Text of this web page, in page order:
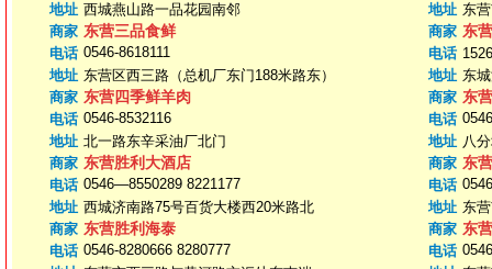
地址 西城燕山路一品花园南邻
地址 东
商家 东营三品食鲜
电话 0546-8618111
地址 东营区西三路（总机厂东门188米路东）
商家 东
电话
地址 东
商家 东营四季鲜羊肉
电话 0546-8532116
地址 北一路东辛采油厂北门
商家 东
电话
地址 八
商家 东营胜利大酒店
电话 0546—8550289 8221177
地址 西城济南路75号百货大楼西20米路北
商家 东
电话
地址 东
商家 东营胜利海泰
电话 0546-8280666 8280777
商家 东
电话